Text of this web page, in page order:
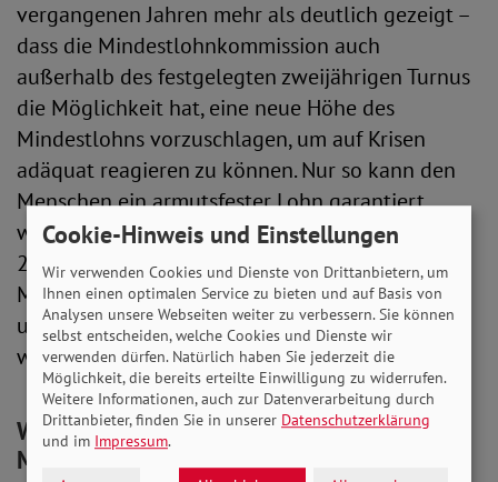
vergangenen Jahren mehr als deutlich gezeigt –
dass die Mindestlohnkommission auch
außerhalb des festgelegten zweijährigen Turnus
die Möglichkeit hat, eine neue Höhe des
Mindestlohns vorzuschlagen, um auf Krisen
adäquat reagieren zu können. Nur so kann den
Menschen ein armutsfester Lohn garantiert
werden. Hätte es die politische Anpassung von
2022 nicht gegeben, hätten noch mehr
Menschen ihre finanzielle Grundlage verloren
und wären in die Grundsicherung gedrängt
worden.
Welche Auswirkungen hat der gesetzliche
Mindestlohn?
Cookie-Hinweis und Einstellungen
Wir verwenden Cookies und Dienste von Drittanbietern, um
Ihnen einen optimalen Service zu bieten und auf Basis von
Analysen unsere Webseiten weiter zu verbessern. Sie können
selbst entscheiden, welche Cookies und Dienste wir
verwenden dürfen. Natürlich haben Sie jederzeit die
Möglichkeit, die bereits erteilte Einwilligung zu widerrufen.
Weitere Informationen, auch zur Datenverarbeitung durch
Drittanbieter, finden Sie in unserer Datenschutzerklärung
und im Impressum.